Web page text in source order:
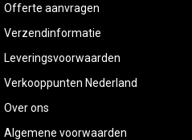
Offerte aanvragen
Verzendinformatie
Leveringsvoorwaarden
Verkooppunten Nederland
Over ons
Algemene voorwaarden